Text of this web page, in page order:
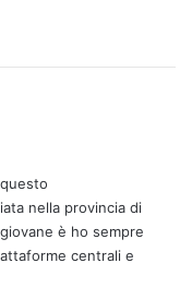
nella provincia di
è ho sempre
centrali e